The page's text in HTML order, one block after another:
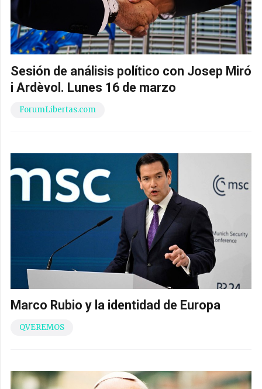
Sesión de análisis político con Josep Miró
i Ardèvol. Lunes 16 de marzo
ForumLibertas.com
Marco Rubio y la identidad de Europa
QVEREMOS